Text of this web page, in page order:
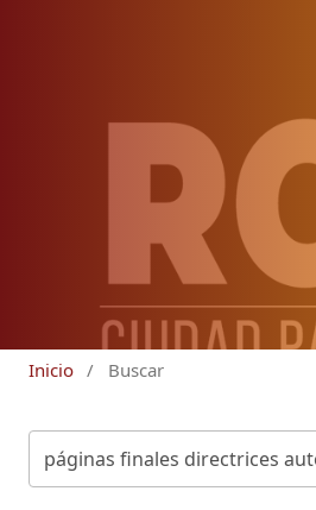
Inicio / Buscar